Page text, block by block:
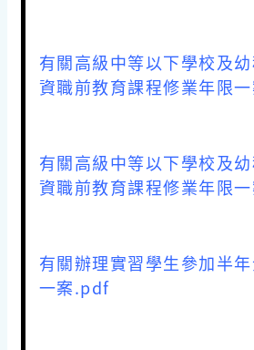
有關高級中等以下學校及
資職前教育課程修業年限
有關高級中等以下學校及
資職前教育課程修業年限
有關辦理實習學生參加半
一案.pdf